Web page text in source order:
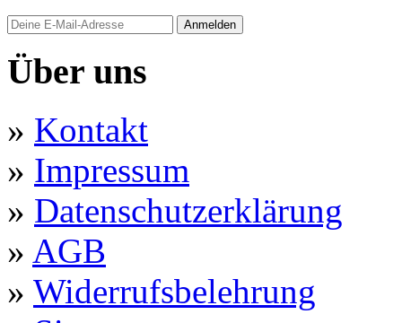
Anmelden
Über uns
» Kontakt
» Impressum
» Datenschutzerklärung
» AGB
» Widerrufsbelehrung